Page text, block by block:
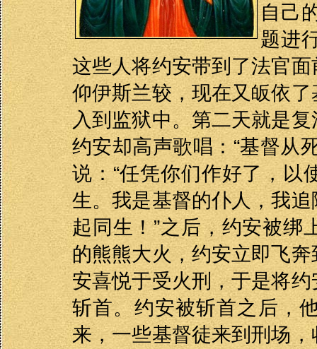
自己
题进
这些人将约安带到了法官
仰伊斯兰较，现在又皈依
入到监狱中。第二天就是
约安却高声歌唱：“基督从
说：“任凭你们作好了，以
生。我是基督的仆人，我
起同生！”之后，约安被绑
的熊熊大火，约安立即飞
安喜悦于受火刑，于是将
斩首。约安被斩首之后，
来，一些基督徒来到刑场